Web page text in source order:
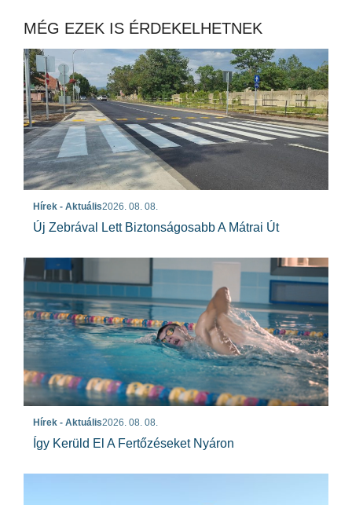
MÉG EZEK IS ÉRDEKELHETNEK
Hírek - Aktuális2026. 08. 08.
Új Zebrával Lett Biztonságosabb A Mátrai Út
Hírek - Aktuális2026. 08. 08.
Így Kerüld El A Fertőzéseket Nyáron